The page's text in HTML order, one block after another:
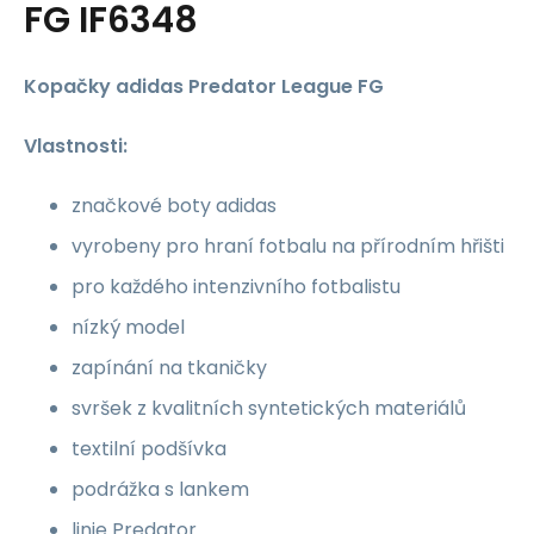
FG IF6348
Kopačky adidas Predator League FG
Vlastnosti:
značkové boty adidas
vyrobeny pro hraní fotbalu na přírodním hřišti
pro každého intenzivního fotbalistu
nízký model
zapínání na tkaničky
svršek z kvalitních syntetických materiálů
textilní podšívka
podrážka s lankem